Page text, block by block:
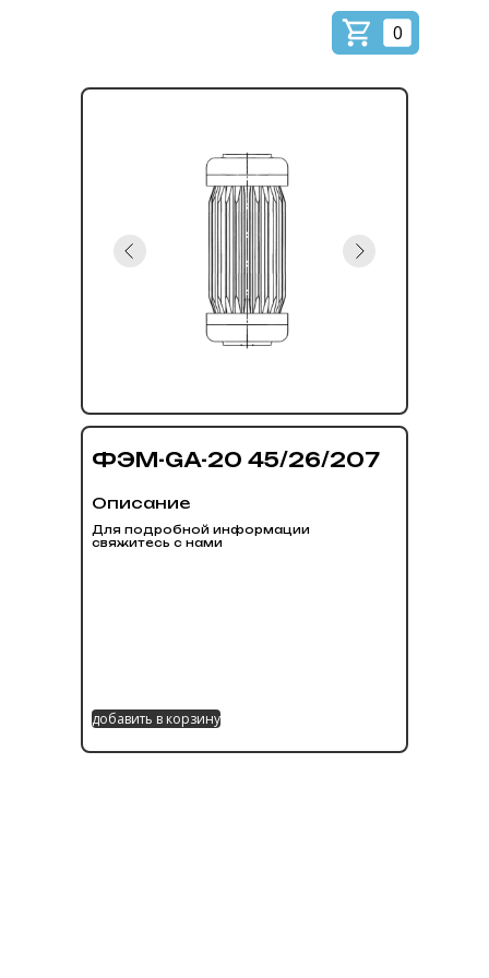
0
ФЭМ-GA-20 45/26/207
Описание
Для подробной информации
свяжитесь с нами
добавить в корзину